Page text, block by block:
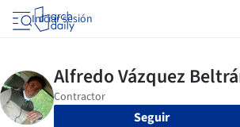
Iniciar sesión
Seguir